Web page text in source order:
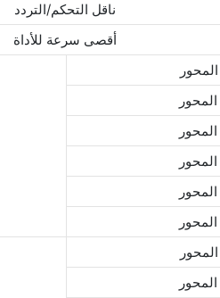
ناقل التحكم/التردد
أقصى سرعة للأداة